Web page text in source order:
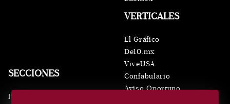
SECCIONES
Inicio
VERTICALES
El Gráfico
De10.mx
ViveUSA
Confabulario
Aviso Oportuno